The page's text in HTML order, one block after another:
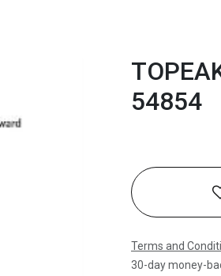
54854
Terms and
30-day money-